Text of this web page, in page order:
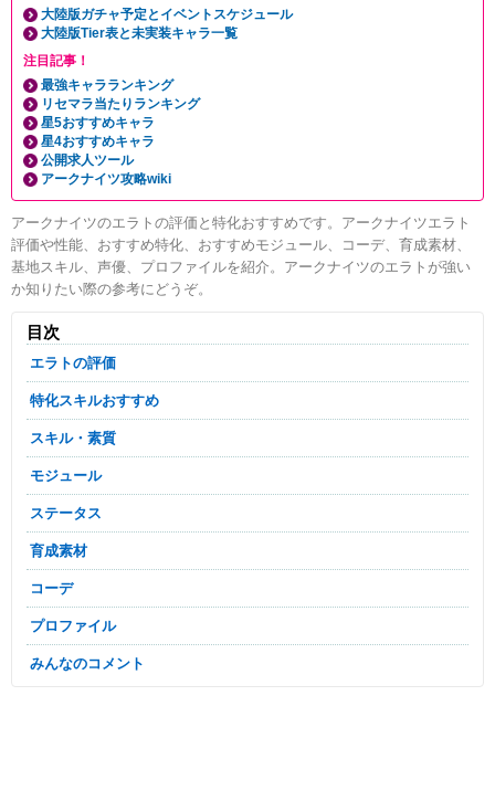
大陸版ガチャ予定とイベントスケジュール
大陸版Tier表と未実装キャラ一覧
注目記事！
最強キャラランキング
リセマラ当たりランキング
星5おすすめキャラ
星4おすすめキャラ
公開求人ツール
アークナイツ攻略wiki
アークナイツのエラトの評価と特化おすすめです。アークナイツエラト
評価や性能、おすすめ特化、おすすめモジュール、コーデ、育成素材、
基地スキル、声優、プロファイルを紹介。アークナイツのエラトが強い
か知りたい際の参考にどうぞ。
目次
エラトの評価
特化スキルおすすめ
スキル・素質
モジュール
ステータス
育成素材
コーデ
プロファイル
みんなのコメント